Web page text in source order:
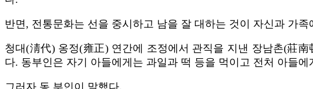
반면, 전통문화는 선을 중시하고 남을 잘 대하는 것이 자신과 가
청대(淸代) 옹정(雍正) 연간에 조정에서 관직을 지낸 장남촌(莊
다. 동부인은 자기 아들에게는 과일과 떡 등을 먹이고 전처 아들